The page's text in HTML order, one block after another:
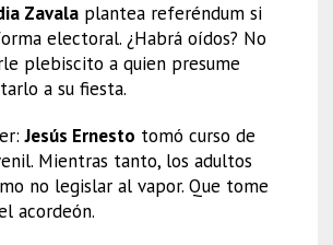
Zavalaplantea referéndum si
electoral. ¿Habrá oídos? No
plebiscito a quien presume
a su fiesta.
Jesús Ernesto tomó curso de
Mientras tanto, los adultos
no legislar al vapor. Que tome
acordeón.